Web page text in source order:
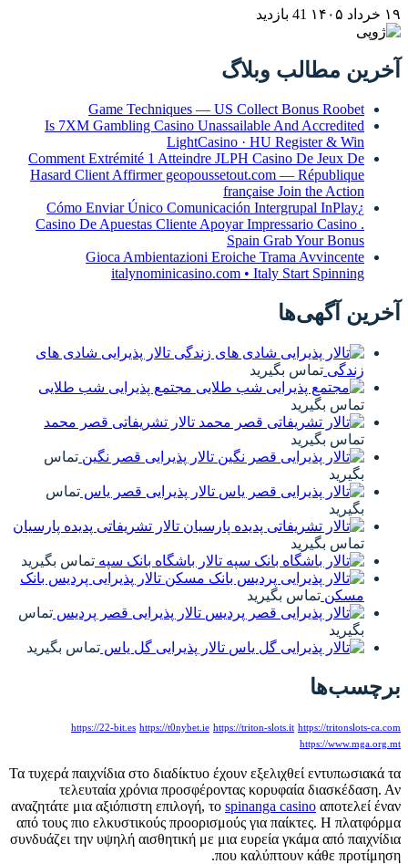
۱۹ خرداد ۱۴۰۵ 41 بازدید
آخرین مطالب وبلاگ
Game Techniques — US Collect Bonus Roobet
Is 7XM Gambling Casino Unassailable And Accredited
LightCasino · HU Register & Win
Comment Extrémité 1 Atteindre JLPH Casino De Jeux De
Hasard Client Affirmer geopoussetout.com — République
française Join the Action
¿Cómo Enviar Único Comunicación Intergrupal InPlay
Casino De Apuestas Cliente Apoyar Impressario Casino .
Spain Grab Your Bonus
Gioca Ambientazioni Eroiche Trama Avvincente
italynominicasino.com • Italy Start Spinning
آخرین آگهی‌ها
تالار پذیرایی شادی های
زندگی تماس بگیرید
مجتمع پذیرایی شب طلایی
تماس بگیرید
تالار تشریفاتی قصر محمد
تماس بگیرید
تالار پذیرایی قصر نگین تماس
بگیرید
تالار پذیرایی قصر یاس تماس
بگیرید
تالار تشریفاتی پدیده پارسیان
تماس بگیرید
تالار باشگاه بانک سپه تماس بگیرید
تالار پذیرایی پردیس بانک
مسکن تماس بگیرید
تالار پذیرایی قصر پردیس تماس
بگیرید
تالار پذیرایی گل یاس تماس بگیرید
برچسب‌ها
https://22-bit.es https://t0nybet.ie https://triton-slots.it https://tritonslots-ca.com
https://www.mga.org.mt
Τα τυχερά παιχνίδια στο διαδίκτυο έχουν εξελιχθεί εντυπωσιακά τα
τελευταία χρόνια προσφέροντας κορυφαία διασκέδαση. Αν
αναζητάτε μια αξιόπιστη επιλογή, το spinanga casino αποτελεί έναν
από τους πιο ελκυστικούς προορισμούς για παίκτες. Η πλατφόρμα
συνδυάζει την υψηλή αισθητική με μια ευρεία γκάμα από παιχνίδια
που καλύπτουν κάθε προτίμηση.